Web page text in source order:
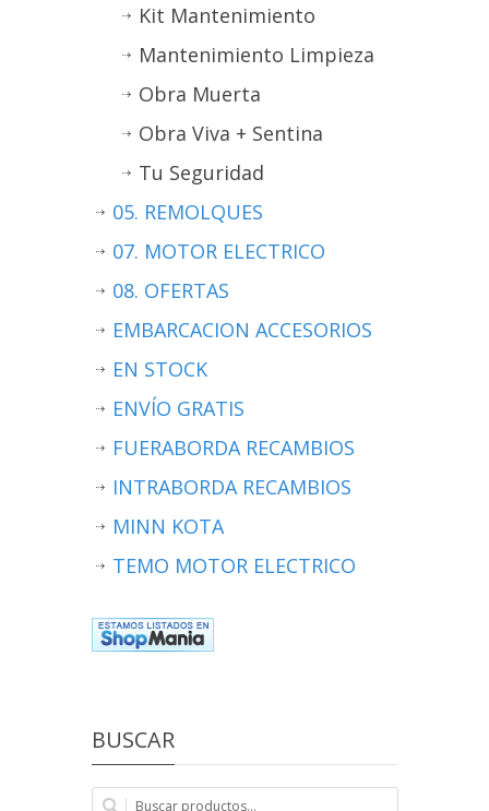
Kit Mantenimiento
Mantenimiento Limpieza
Obra Muerta
Obra Viva + Sentina
Tu Seguridad
05. REMOLQUES
07. MOTOR ELECTRICO
08. OFERTAS
EMBARCACION ACCESORIOS
EN STOCK
ENVÍO GRATIS
FUERABORDA RECAMBIOS
INTRABORDA RECAMBIOS
MINN KOTA
TEMO MOTOR ELECTRICO
BUSCAR